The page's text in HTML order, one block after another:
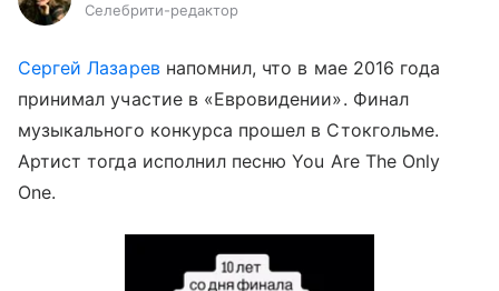
Селебрити-редактор
Сергей Лазаревнапомнил, что в мае 2016 года
принимал участие в «Евровидении». Финал
музыкального конкурса прошел в Стокгольме.
Артист тогда исполнил песню You Are The Only
One.